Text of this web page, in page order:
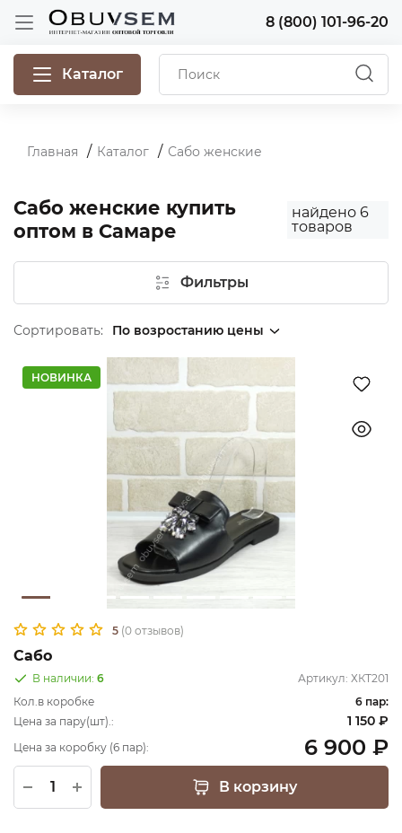
8 (800) 101-96-20
Каталог
Главная Каталог Сабо женские
Сабо женские купить
оптом в Самаре
найдено 6
товаров
Фильтры
Сортировать:
НОВИНКА
5 (0 отзывов)
Сабо
В наличии: 6 Артикул: ХКТ201
Кол.в коробке
6 пар:
Цена за пару(шт).:
1 150 ₽
Цена за коробку (6 пар): 6 900 ₽
В корзину